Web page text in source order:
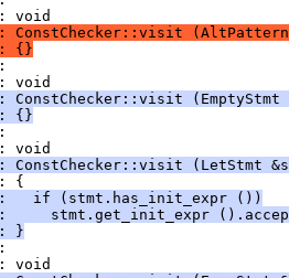
void
ConstChecker::visit
{}
void
ConstChecker::visit (EmptyStmt
{}
void
ConstChecker::visit (LetStmt
{
if (stmt.has_init_expr ())
stmt.get_init_expr
}
void